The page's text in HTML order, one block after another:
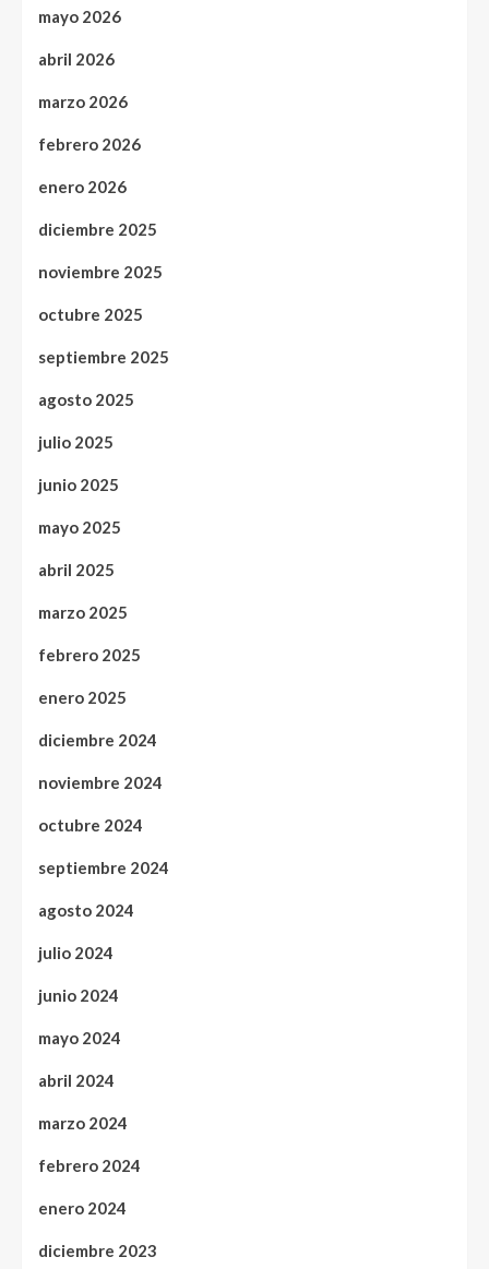
mayo 2026
abril 2026
marzo 2026
febrero 2026
enero 2026
diciembre 2025
noviembre 2025
octubre 2025
septiembre 2025
agosto 2025
julio 2025
junio 2025
mayo 2025
abril 2025
marzo 2025
febrero 2025
enero 2025
diciembre 2024
noviembre 2024
octubre 2024
septiembre 2024
agosto 2024
julio 2024
junio 2024
mayo 2024
abril 2024
marzo 2024
febrero 2024
enero 2024
diciembre 2023